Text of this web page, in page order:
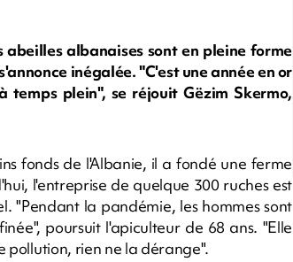
albanaises sont en pleine forme
inégalée. "C'est une année en or
plein", se réjouit Gëzim Skermo,
fonds de l'Albanie, il a fondé une ferme
l'entreprise de quelque 300 ruches est
"Pendant la pandémie, les hommes sont
poursuit l'apiculteur de 68 ans. "Elle
pollution, rien ne la dérange".